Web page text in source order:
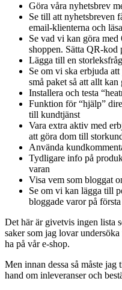
Göra våra nyhetsbrev
Se till att nyhetsbreven
email-klienterna och
Se vad vi kan göra
shoppen. Sätta QR-kod
Lägga till en
Se om vi ska erbjuda
små paket så att allt
Installera och testa
Funktion för “hjälp”
till kundtjänst
Vara extra aktiv med
att göra dom till
Använda
Tydligare info på
varan
Visa vem som bloggat
Se om vi kan lägga till
bloggade varor på
Det här är givetvis ingen lista
saker som jag lovar
ha på vår e-shop.
Men innan dessa så måste
hand om inleveranser och